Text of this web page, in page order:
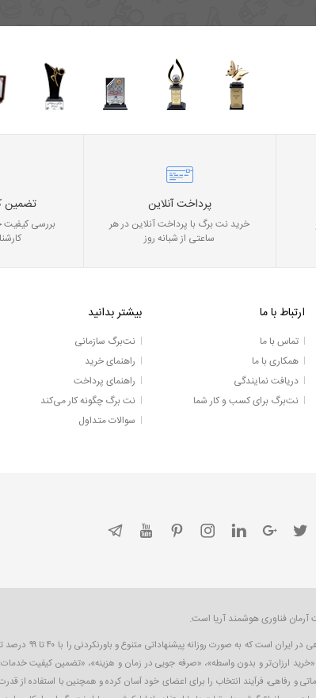
پرداخت آنلاین
خرید نت برگ با پرداخت آنلاین در هر
ساعتی از شبانه روز
تضمین
بررسی کیفیت
ارتباط با ما
تماس با ما
همکاری با ما
دریافت نمایندگی
نت‌برگ برای کسب و کار شما
بیشتر بدانید
نت‌برگ سازمانی
راهنمای خرید
راهنمای پرداخت
نت برگ چگونه کار می‌کند
سوالات متداول
فناوری هوشمند آریا است.
نت‌برگ
ارزان‌تر و بدون واسطه»، «صرفه جویی در زمان و هزینه»، «تضمین کیفیت
و رفاهی، فرآیند انتخاب را برای اعضای خود آسان کرده و همچنین با استفاده